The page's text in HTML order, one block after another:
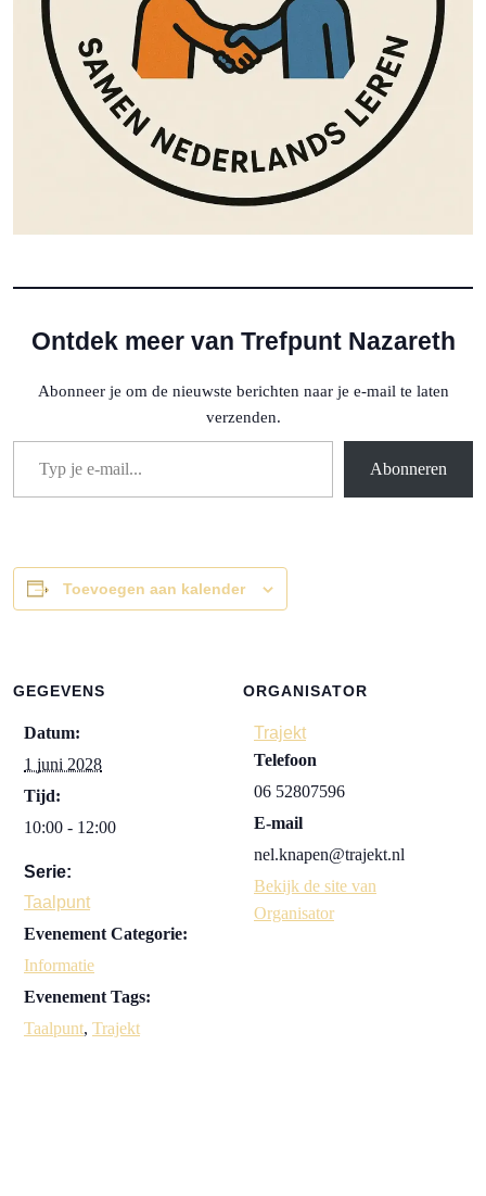
Ontdek meer van Trefpunt Nazareth
Abonneer je om de nieuwste berichten naar je e-mail te laten
verzenden.
Typ je e-mail...
Abonneren
Toevoegen aan kalender
GEGEVENS
Datum:
1 juni 2028
Tijd:
10:00 - 12:00
Serie:
Taalpunt
Evenement Categorie:
Informatie
Evenement Tags:
Taalpunt, Trajekt
ORGANISATOR
Trajekt
Telefoon
06 52807596
E-mail
nel.knapen@trajekt.nl
Bekijk de site van
Organisator